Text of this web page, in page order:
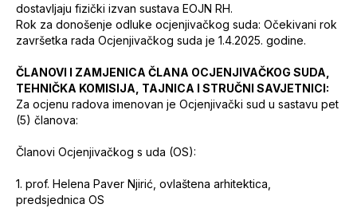
dostavljaju fizički izvan sustava EOJN RH.
Rok za donošenje odluke ocjenjivačkog suda: Očekivani rok
završetka rada Ocjenjivačkog suda je 1.4.2025. godine.
ČLANOVI I ZAMJENICA ČLANA OCJENJIVAČKOG SUDA,
TEHNIČKA KOMISIJA, TAJNICA I STRUČNI SAVJETNICI:
Za ocjenu radova imenovan je Ocjenjivački sud u sastavu pet
(5) članova:
Članovi Ocjenjivačkog s uda (OS):
1. prof. Helena Paver Njirić, ovlaštena arhitektica,
predsjednica OS